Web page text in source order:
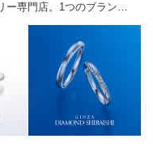
ー専門店。1つのブランド
の豊富なデザインを取り
好き」を同時に叶えた満
しています。多くのお客
身に着けるための指輪
サービスをぜひ一度店